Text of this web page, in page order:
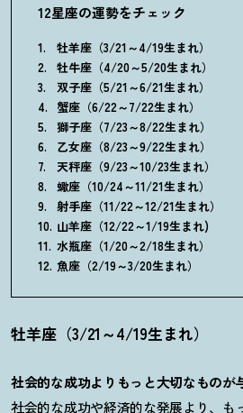
12星座の運勢をチェック
牡羊座（3/21～4/19生まれ）
牡牛座（4/20～5/20生まれ）
双子座（5/21～6/21生まれ）
蟹座（6/22～7/22生まれ）
獅子座（7/23～8/22生まれ）
乙女座（8/23～9/22生まれ）
天秤座（9/23～10/23生まれ）
蠍座（10/24～11/21生まれ）
射手座（11/22～12/21生まれ）
山羊座（12/22～1/19生まれ)
水瓶座（1/20～2/18生まれ）
魚座（2/19～3/20生まれ）
牡羊座（3/21～4/19生まれ）
社会的な成功よりもっと大切なものが
社会的な成功や経済的な発展より、も